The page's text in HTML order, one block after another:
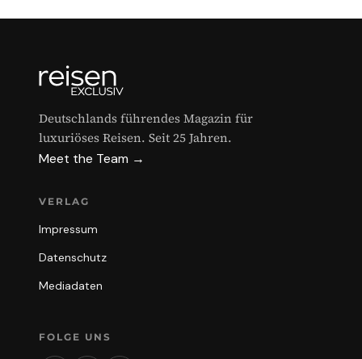
Deutschlands führendes Magazin für
luxuriöses Reisen. Seit 25 Jahren.
Meet the Team →
VERLAG
Impressum
Datenschutz
Mediadaten
FOLGE UNS